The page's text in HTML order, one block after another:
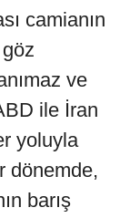
camianın
ve
ile İran
yoluyla
dönemde,
barış